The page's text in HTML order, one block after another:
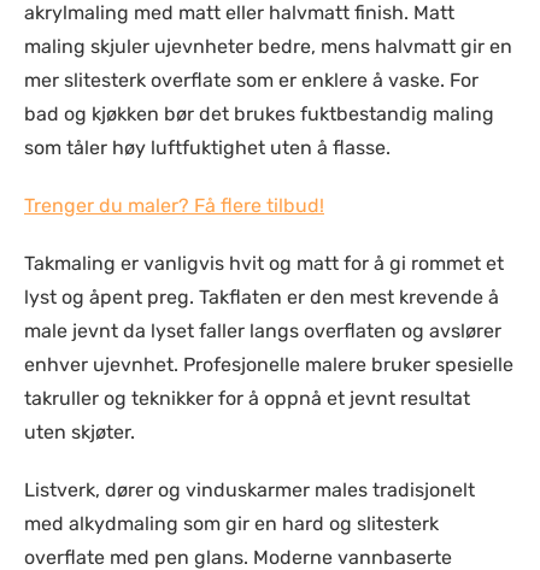
akrylmaling med matt eller halvmatt finish. Matt
maling skjuler ujevnheter bedre, mens halvmatt gir en
mer slitesterk overflate som er enklere å vaske. For
bad og kjøkken bør det brukes fuktbestandig maling
som tåler høy luftfuktighet uten å flasse.
Trenger du maler? Få flere tilbud!
Takmaling er vanligvis hvit og matt for å gi rommet et
lyst og åpent preg. Takflaten er den mest krevende å
male jevnt da lyset faller langs overflaten og avslører
enhver ujevnhet. Profesjonelle malere bruker spesielle
takruller og teknikker for å oppnå et jevnt resultat
uten skjøter.
Listverk, dører og vinduskarmer males tradisjonelt
med alkydmaling som gir en hard og slitesterk
overflate med pen glans. Moderne vannbaserte